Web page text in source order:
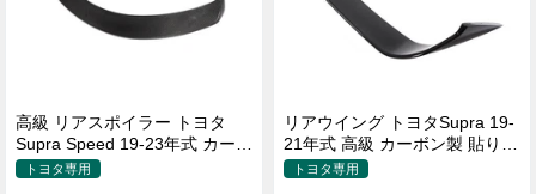
高級 リアスポイラー トヨタ
Supra Speed 19-23年式 カーボ
ン製 貼り付け装着
トヨタ専用
リアウイング トヨタSupra 19-
21年式 高級 カーボン製 貼り付
け装着
トヨタ専用